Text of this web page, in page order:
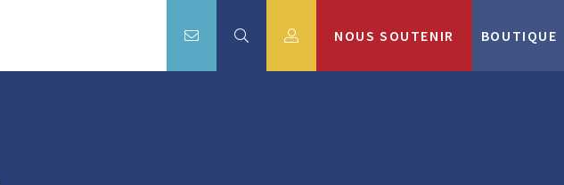
NOUS SOUTENIR BOUTIQUE